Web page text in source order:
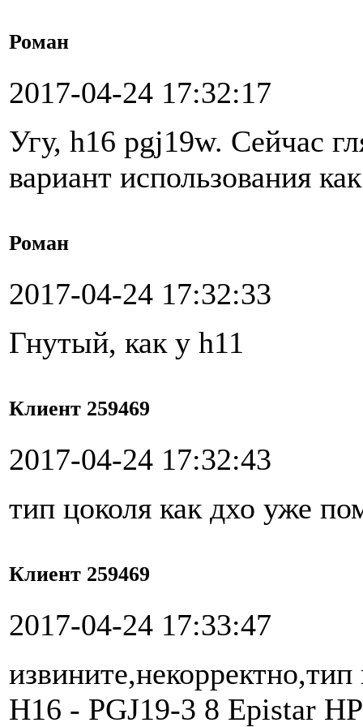
Роман
2017-04-24 17:32:17
Угу, h16 pgj19w. Сейчас
вариант использования
Роман
2017-04-24 17:32:33
Гнутый, как у h11
Клиент 259469
2017-04-24 17:32:43
тип цоколя как дхо уже
Клиент 259469
2017-04-24 17:33:47
H16 - PGJ19-3 8 Epistar